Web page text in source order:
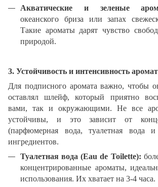
Акватические и зеленые
океанского бриза или запах
Такие ароматы дарят чувство
природой.
3. Устойчивость и интенсивность
Для подписного аромата важно, чтобы
оставлял шлейф, который приятно
вами, так и окружающими. Не все
устойчивы, и это зависит от
(парфюмерная вода, туалетная вода
ингредиентов.
Туалетная вода (Eau de Toilette):
концентрированные ароматы,
использования. Их хватает на 3-4 часа.